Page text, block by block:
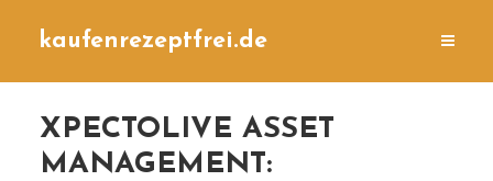
kaufenrezeptfrei.de
XPECTOLIVE ASSET
MANAGEMENT: